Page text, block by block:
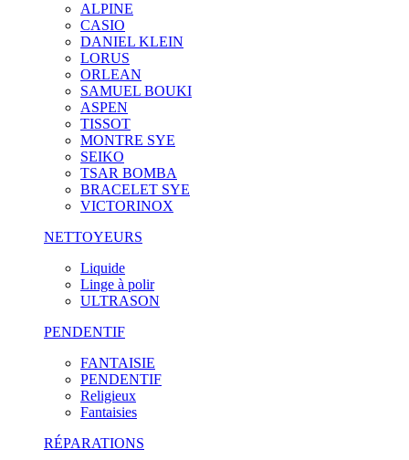
ALPINE
CASIO
DANIEL KLEIN
LORUS
ORLEAN
SAMUEL BOUKI
ASPEN
TISSOT
MONTRE SYE
SEIKO
TSAR BOMBA
BRACELET SYE
VICTORINOX
NETTOYEURS
Liquide
Linge à polir
ULTRASON
PENDENTIF
FANTAISIE
PENDENTIF
Religieux
Fantaisies
RÉPARATIONS